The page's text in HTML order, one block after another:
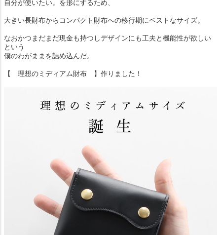
自分が使いたい。を形にするため、
大きい長財布からコンパクト財布への移行期にベストなサイズ。
なおかつまだまだ現金も持つしデザインにも工夫と機能性が欲しい
という
僕のわがままを詰め込んだ。
【 理想のミディアム財布 】作りました！